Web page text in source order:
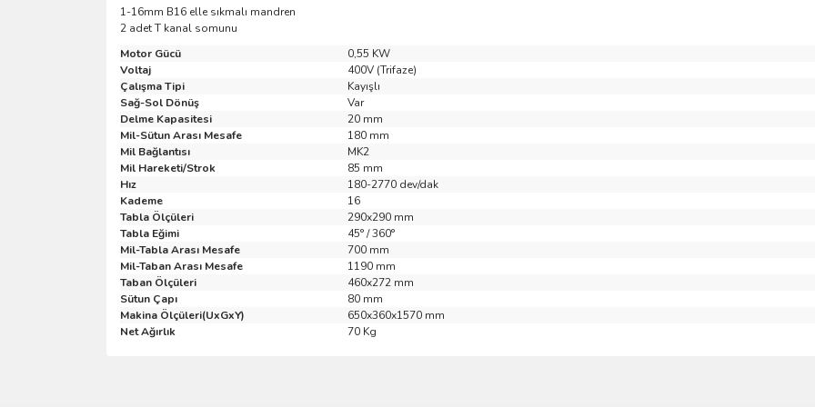
1-16mm B16 elle sıkmalı mandren
2 adet T kanal somunu
Motor Gücü
0,55 KW
Voltaj
400V (Trifaze)
Çalışma Tipi
Kayışlı
Sağ-Sol Dönüş
Var
Delme Kapasitesi
20 mm
Mil-Sütun Arası Mesafe
180 mm
Mil Bağlantısı
MK2
Mil Hareketi/Strok
85 mm
Hız
180-2770 dev/dak
Kademe
16
Tabla Ölçüleri
290x290 mm
Tabla Eğimi
45° / 360°
Mil-Tabla Arası Mesafe
700 mm
Mil-Taban Arası Mesafe
1190 mm
Taban Ölçüleri
460x272 mm
Sütun Çapı
80 mm
Makina Ölçüleri(UxGxY)
650x360x1570 mm
Net Ağırlık
70 Kg